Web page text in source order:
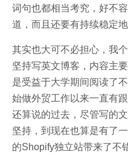
词句也都相当考究，好不
道，而且还要有持续稳定
其实也大可不必担心，我
坚持写英文博客，内容主
是受益于大学期间阅读了
始做外贸工作以来一直有
还算说的过去，尽管写的
坚持，到现在也算是有了
的Shopify独立站带来了不